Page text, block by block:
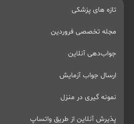
تازه های پزشکی
مجله تخصصی فروردین
جواب‌دهی آنلاین
ارسال جواب آزمایش
نمونه گیری در منزل
پذیرش آنلاین از طریق واتساپ